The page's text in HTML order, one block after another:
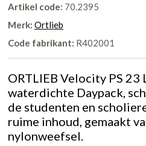
Artikel code: 70.2395
Merk: Ortlieb
Code fabrikant: R402001
ORTLIEB Velocity PS
waterdichte Daypack,
de studenten en
ruime inhoud, gemaakt
nylonweefsel.